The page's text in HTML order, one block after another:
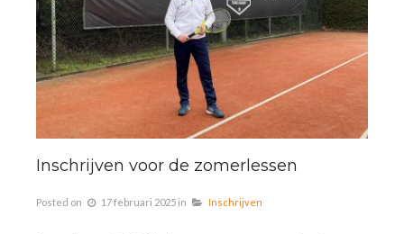
Inschrijven voor de zomerlessen
Posted on 17 februari 2025 in Inschrijven